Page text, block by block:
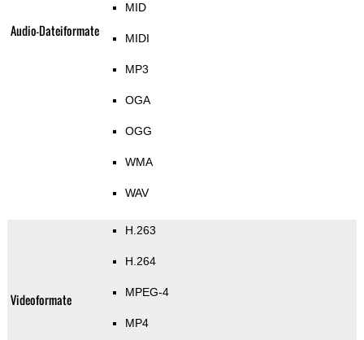
Audio-Dateiformate
MID
MIDI
MP3
OGA
OGG
WMA
WAV
Videoformate
H.263
H.264
MPEG-4
MP4